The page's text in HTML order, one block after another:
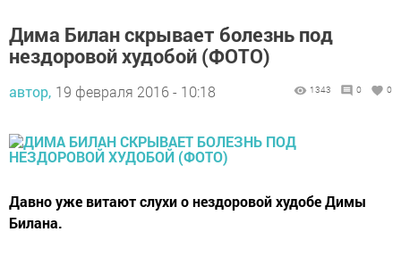
Дима Билан скрывает болезнь под
нездоровой худобой (ФОТО)
автор, 19 февраля 2016 - 10:18 1343 0 0
Давно уже витают слухи о нездоровой худобе Димы
Билана.